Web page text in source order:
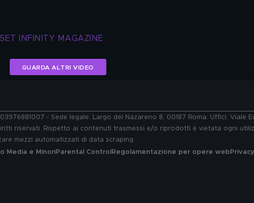
INFINITY MAGAZINE
GUARDA ALTRI VIDEO
- Sede legale: Largo del Nazareno 8, 00187 Roma. Uffici:
riservati. Rispetto ai contenuti trasmessi e/o riprodotti è vietata ogni
mezzi automatizzati di data scraping.
Media e MinoriParental Control Regolamentazione per opere web Privacy